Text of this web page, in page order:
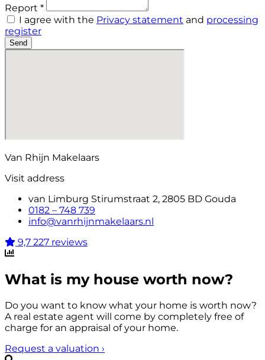
Report *
I agree with the Privacy statement and processing
register
Send
Van Rhijn Makelaars
Visit address
van Limburg Stirumstraat 2, 2805 BD Gouda
0182 – 748 739
info@vanrhijnmakelaars.nl
9,7 227 reviews
What is my house worth now?
Do you want to know what your home is worth now?
A real estate agent will come by completely free of
charge for an appraisal of your home.
Request a valuation ›